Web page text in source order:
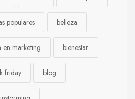
populares belleza
en marketing bienestar
friday blog